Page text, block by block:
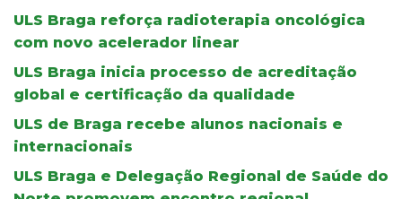
ULS Braga reforça radioterapia oncológica
com novo acelerador linear
ULS Braga inicia processo de acreditação
global e certificação da qualidade
ULS de Braga recebe alunos nacionais e
internacionais
ULS Braga e Delegação Regional de Saúde do